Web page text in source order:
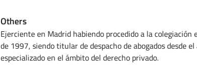
Others
Ejerciente en Madrid habiendo procedido a la colegiación
de 1997, siendo titular de despacho de abogados desde
especializado en el ámbito del derecho privado.